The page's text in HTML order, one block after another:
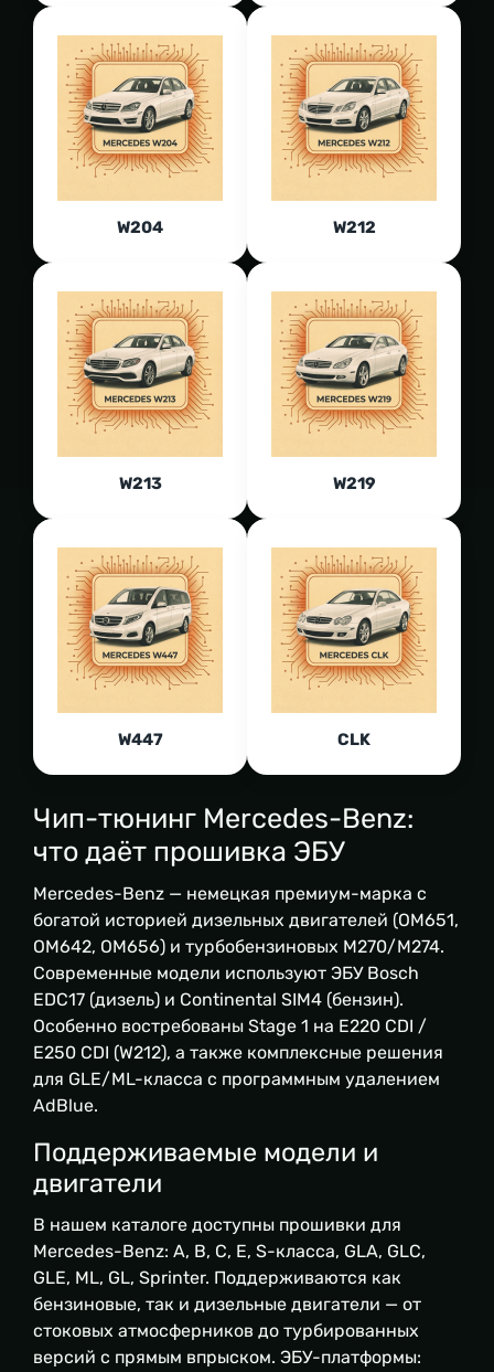
W204 W212
W213 W219
W447 СLK
Чип-тюнинг Mercedes-Benz:
что даёт прошивка ЭБУ
Mercedes-Benz — немецкая премиум-марка с
богатой историей дизельных двигателей (OM651,
OM642, OM656) и турбобензиновых M270/M274.
Современные модели используют ЭБУ Bosch
EDC17 (дизель) и Continental SIM4 (бензин).
Особенно востребованы Stage 1 на E220 CDI /
E250 CDI (W212), а также комплексные решения
для GLE/ML-класса с программным удалением
AdBlue.
Поддерживаемые модели и
двигатели
В нашем каталоге доступны прошивки для
Mercedes-Benz: A, B, C, E, S-класса, GLA, GLC,
GLE, ML, GL, Sprinter. Поддерживаются как
бензиновые, так и дизельные двигатели — от
стоковых атмосферников до турбированных
версий с прямым впрыском. ЭБУ-платформы: